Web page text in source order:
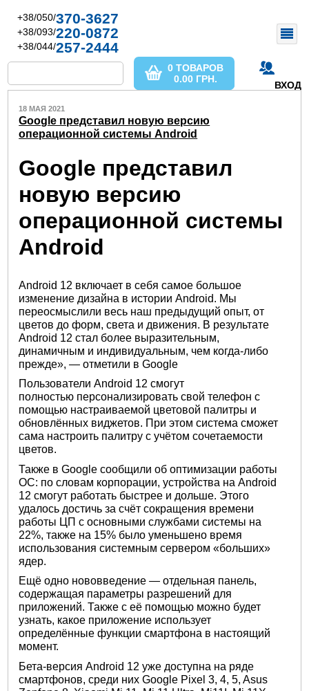
+38/050/370-3627
+38/093/220-0872
+38/044/257-2444
ВХОД
0 ТОВАРОВ
0.00 ГРН.
18 МАЯ 2021
Google представил новую версию
операционной системы Android
Google представил
новую версию
операционной системы
Android
Android 12 включает в себя самое большое
изменение дизайна в истории Android. Мы
переосмыслили весь наш предыдущий опыт, от
цветов до форм, света и движения. В результате
Android 12 стал более выразительным,
динамичным и индивидуальным, чем когда-либо
прежде», — отметили в Google
Пользователи Android 12 смогут
полностью персонализировать свой телефон с
помощью настраиваемой цветовой палитры и
обновлённых виджетов. При этом система сможет
сама настроить палитру с учётом сочетаемости
цветов.
Также в Google сообщили об оптимизации работы
ОС: по словам корпорации, устройства на Android
12 смогут работать быстрее и дольше. Этого
удалось достичь за счёт сокращения времени
работы ЦП с основными службами системы на
22%, также на 15% было уменьшено время
использования системным сервером «больших»
ядер.
Ещё одно нововведение — отдельная панель,
содержащая параметры разрешений для
приложений. Также с её помощью можно будет
узнать, какое приложение использует
определённые функции смартфона в настоящий
момент.
Бета-версия Android 12 уже доступна на ряде
смартфонов, среди них Google Pixel 3, 4, 5, Asus